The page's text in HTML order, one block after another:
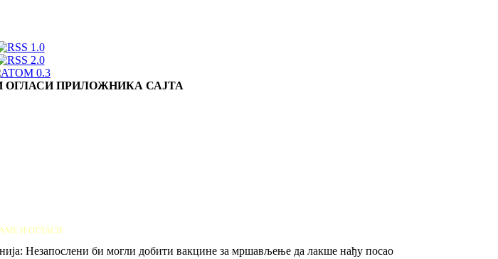
ОГЛАСИ ПРИЛОЖНИКА САЈТА
И ОГЛАСИ
Незапослени би могли добити вакцине за мршављење да лакше нађу посао